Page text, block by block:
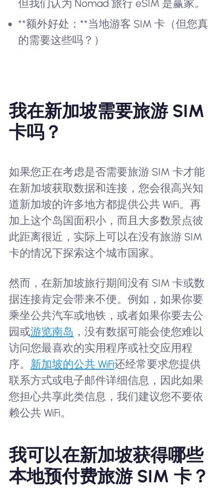
但我们认为 Nomad 旅行 eSIM 是赢家。
**额外好处：**当地游客 SIM 卡（但您真
的需要这些吗？）
我在新加坡需要旅游 SIM
卡吗？
如果您正在考虑是否需要旅游 SIM 卡才能
在新加坡获取数据和连接，您会很高兴知
道新加坡的许多地方都提供公共 WiFi。再
加上这个岛国面积小，而且大多数景点彼
此距离很近，实际上可以在没有旅游 SIM
卡的情况下探索这个城市国家。
然而，在新加坡旅行期间没有 SIM 卡或数
据连接肯定会带来不便。例如，如果你要
乘坐公共汽车或地铁，或者如果你要去公
园或游览南岛 ，没有数据可能会使您难以
访问您最喜欢的实用程序或社交应用程
序。 新加坡的公共 WiFi还经常要求您提供
联系方式或电子邮件详细信息，因此如果
您担心共享此类信息，我们建议您不要依
赖公共 WiFi。
我可以在新加坡获得哪些
本地预付费旅游 SIM 卡？